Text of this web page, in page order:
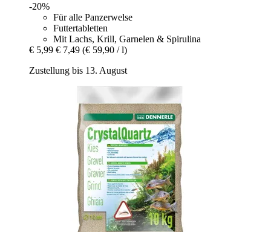
-20%
Für alle Panzerwelse
Futtertabletten
Mit Lachs, Krill, Garnelen & Spirulina
€ 5,99 € 7,49 (€ 59,90 / l)
Zustellung bis 13. August